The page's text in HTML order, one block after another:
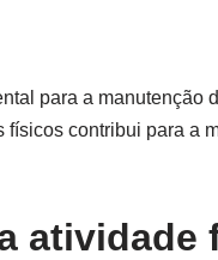
para a manutenção
físicos contribui para a
atividade